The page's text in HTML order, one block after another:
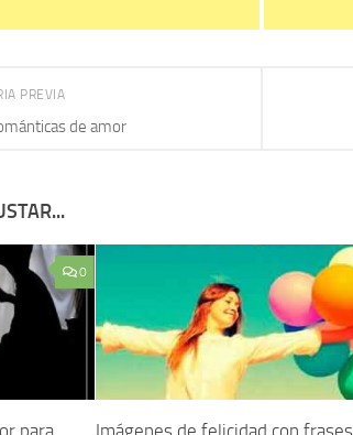
PREVIA
de amor
0